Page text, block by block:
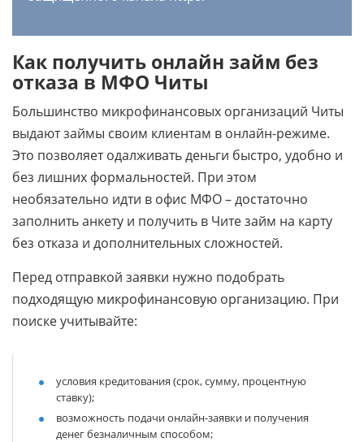
Как получить онлайн займ без
отказа в МФО Читы
Большинство микрофинансовых организаций Читы
выдают займы своим клиентам в онлайн-режиме.
Это позволяет одалживать деньги быстро, удобно и
без лишних формальностей. При этом
необязательно идти в офис МФО – достаточно
заполнить анкету и получить в Чите займ на карту
без отказа и дополнительных сложностей.
Перед отправкой заявки нужно подобрать
подходящую микрофинансовую организацию. При
поиске учитывайте:
условия кредитования (срок, сумму, процентную
ставку);
возможность подачи онлайн-заявки и получения
денег безналичным способом;